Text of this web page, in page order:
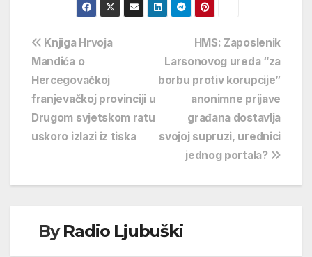
Navigacija
objava
HMS: Zaposlenik
Larsonovog ureda “za
borbu protiv korupcije”
anonimne prijave
građana dostavlja
svojoj supruzi, urednici
jednog portala?
Knjiga Hrvoja
Mandića o
Hercegovačkoj
franjevačkoj provinciji u
Drugom svjetskom ratu
uskoro izlazi iz tiska
ByRadio Ljubuški